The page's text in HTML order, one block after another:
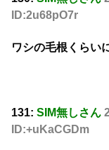
ID:2u68pO7r
ワシの毛根くらい
131: SIM無しさん
ID:+uKaCGDm